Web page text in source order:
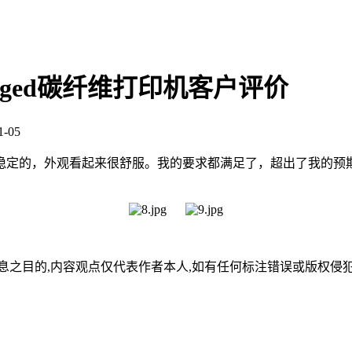
碳纤维打印机客户评价
05
的，外观看起来很舒服。我的要求都满足了，超出了我的
目的,内容观点仅代表作者本人,如有任何标注错误或版权侵犯